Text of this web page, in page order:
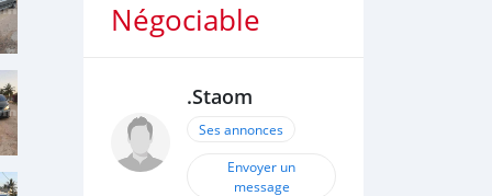
Négociable
.Staom
Ses annonces
Envoyer un
message